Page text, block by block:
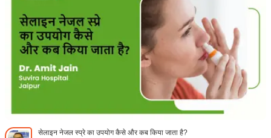
सेलाइन नेजल स्प्रे का उपयोग कैसे और कब किया जाता है?